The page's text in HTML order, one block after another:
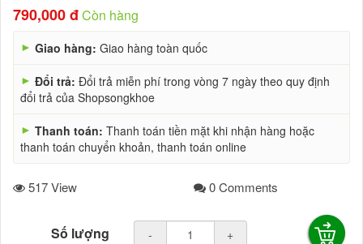
790,000 đCòn hàng
► Giao hàng: Giao hàng toàn quốc
► Đổi trả: Đổi trả miễn phí trong vòng 7 ngày theo quy định
đổi trả của Shopsongkhoe
► Thanh toán: Thanh toán tiền mặt khi nhận hàng hoặc
thanh toán chuyển khoản, thanh toán online
517 View 0 Comments
Số lượng - +